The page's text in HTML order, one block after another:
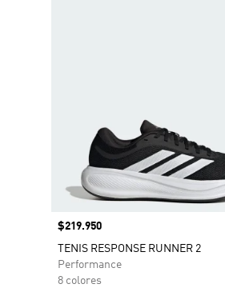
Precio
$219.950
TENIS RESPONSE RUNNER 2
Performance
8 colores